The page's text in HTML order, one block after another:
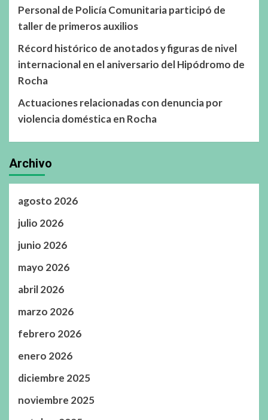
Personal de Policía Comunitaria participó de
taller de primeros auxilios
Récord histórico de anotados y figuras de nivel
internacional en el aniversario del Hipódromo de
Rocha
Actuaciones relacionadas con denuncia por
violencia doméstica en Rocha
Archivo
agosto 2026
julio 2026
junio 2026
mayo 2026
abril 2026
marzo 2026
febrero 2026
enero 2026
diciembre 2025
noviembre 2025